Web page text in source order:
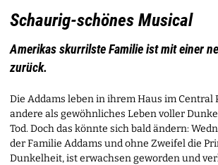
Schaurig-schönes Musical
Amerikas skurrilste Familie ist mit einer
zurück.
Die Addams leben in ihrem Haus im Central
andere als gewöhnliches Leben voller
Tod. Doch das könnte sich bald ändern:
der Familie Addams und ohne Zweifel die
Dunkelheit, ist erwachsen geworden und